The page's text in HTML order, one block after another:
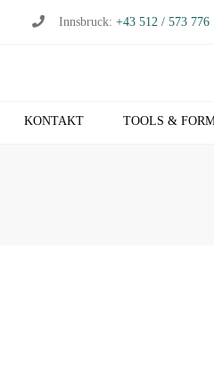
Innsbruck: +43 512 / 573 776
KONTAKT TOOLS &